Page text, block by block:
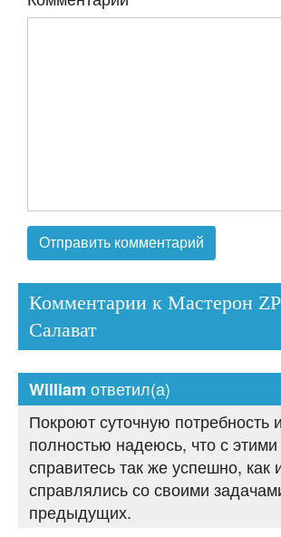
Комментарии к Мастерон
Салават
William ответил(а)
Покроют суточную потребность
полностью надеюсь, что с
справитесь так же успешно, как
справлялись со своими
предыдущих.